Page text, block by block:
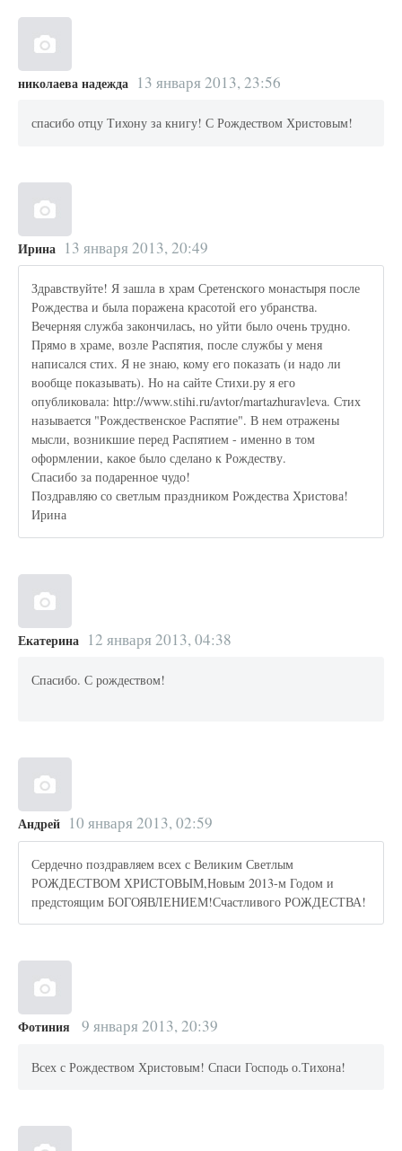
николаева надежда 13 января 2013, 23:56
спасибо отцу Тихону за книгу! С Рождеством Христовым!
Ирина 13 января 2013, 20:49
Здравствуйте! Я зашла в храм Сретенского монастыря после
Рождества и была поражена красотой его убранства.
Вечерняя служба закончилась, но уйти было очень трудно.
Прямо в храме, возле Распятия, после службы у меня
написался стих. Я не знаю, кому его показать (и надо ли
вообще показывать). Но на сайте Стихи.ру я его
опубликовала: http://www.stihi.ru/avtor/martazhuravleva. Стих
называется "Рождественское Распятие". В нем отражены
мысли, возникшие перед Распятием - именно в том
оформлении, какое было сделано к Рождеству.
Спасибо за подаренное чудо!
Поздравляю со светлым праздником Рождества Христова!
Ирина
Екатерина 12 января 2013, 04:38
Спасибо. С рождеством!
Андрей 10 января 2013, 02:59
Сердечно поздравляем всех с Великим Светлым
РОЖДЕСТВОМ ХРИСТОВЫМ,Новым 2013-м Годом и
предстоящим БОГОЯВЛЕНИЕМ!Счастливого РОЖДЕСТВА!
Фотиния 9 января 2013, 20:39
Всех с Рождеством Христовым! Спаси Господь о.Тихона!